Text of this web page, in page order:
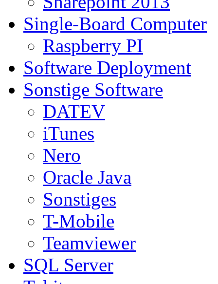
Single-Board Computer
Raspberry PI
Software Deployment
Sonstige Software
DATEV
iTunes
Nero
Oracle Java
Sonstiges
T-Mobile
Teamviewer
SQL Server